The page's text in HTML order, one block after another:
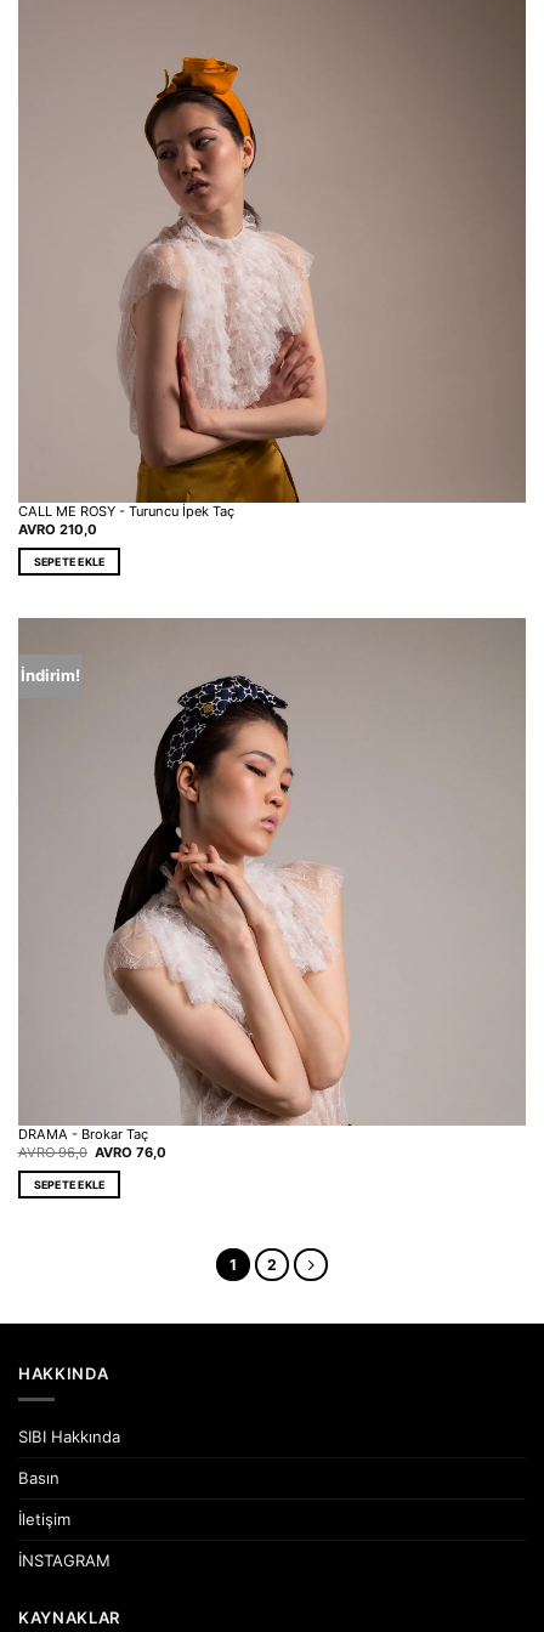
CALL ME ROSY - Turuncu İpek Taç
AVRO 210,0
SEPETE EKLE
İndirim!
DRAMA - Brokar Taç
AVRO96,0 Orijinal
EUR 96,0.
AVRO 76,0
SEPETE EKLE
1 2
HAKKINDA
SIBI Hakkında
Basın
İletişim
İNSTAGRAM
KAYNAKLAR